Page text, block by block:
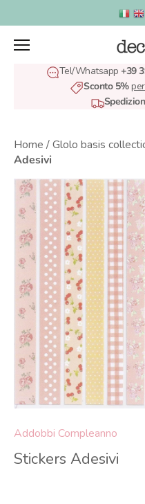
al
contenuto
Tel/Whatsapp +39
Sconto 5%
Home /Glolo basis
Adesivi
Addobbi Compleanno
Stickers Adesivi